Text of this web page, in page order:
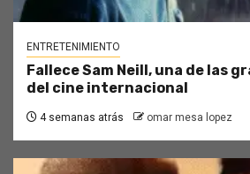
ENTRETENIMIENTO
Fallece Sam Neill, una de las
del cine internacional
4 semanas atrás omar mesa lopez